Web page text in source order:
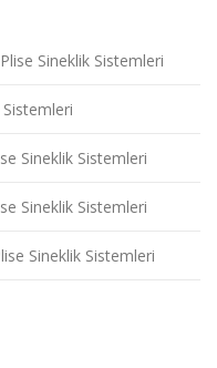
Sineklik Sistemleri
Sineklik Sistemleri
Sineklik Sistemleri
Sineklik Sistemleri